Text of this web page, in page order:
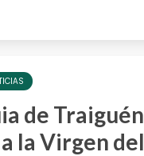
de Traiguén
la Virgen del